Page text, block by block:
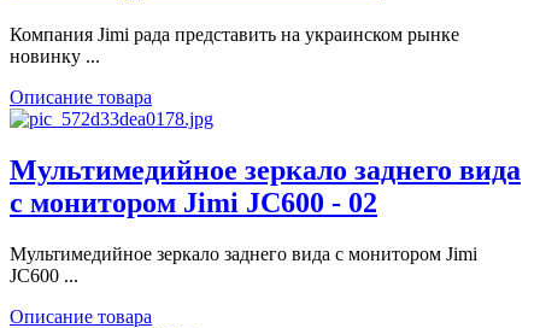
Компания Jimi рада представить на украинском рынке
новинку ...
Описание товара
Мультимедийное зеркало заднего вида
с монитором Jimi JC600 - 02
Мультимедийное зеркало заднего вида с монитором Jimi
JC600 ...
Описание товара